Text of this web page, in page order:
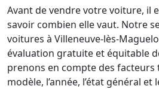
Avant de vendre votre voiture, il
savoir combien elle vaut. Notre
voitures à Villeneuve-lès-
évaluation gratuite et équitable
prenons en compte des facteurs
modèle, l’année, l’état général